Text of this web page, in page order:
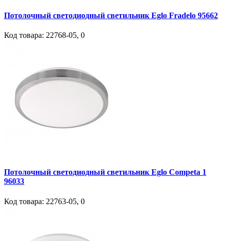
Потолочный светодиодный светильник Eglo Fradelo 95662
Код товара: 22768-05, 0
Потолочный светодиодный светильник Eglo Competa 1
96033
Код товара: 22763-05, 0